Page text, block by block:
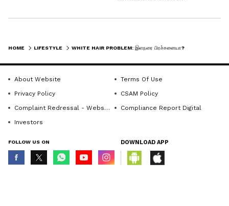
HOME LIFESTYLE
About Website
Terms Of Use
Privacy Policy
CSAM Policy
Complaint Redressal - Website
Compliance Report Digital
Investors
FOLLOW US ON DOWNLOAD APP